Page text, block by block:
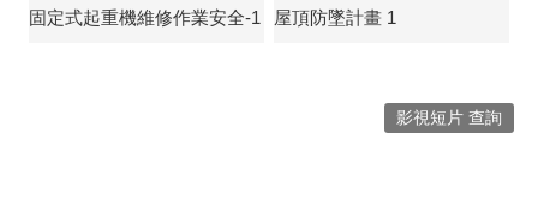
固定式起重機維修作業安全-1
屋頂防墜計畫 1
影視短片 查詢